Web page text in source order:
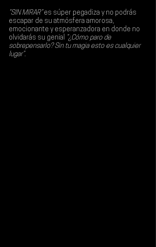
“SIN MIRAR” es súper pegadiza y no podrás
escapar de su atmósfera amorosa,
emocionante y esperanzadora en donde no
olvidarás su genial “¿Cómo paro de
sobrepensarlo? Sin tu magia esto es cualquier
lugar”.